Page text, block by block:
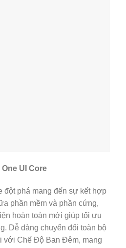
UI Core
đột phá mang đến sự kết hợp
phần mềm và phần cứng,
hoàn toàn mới giúp tối ưu
Dễ dàng chuyển đổi toàn bộ
với Chế Độ Ban Đêm, mang